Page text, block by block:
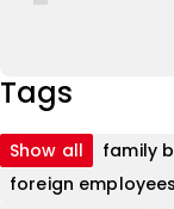
Tags
Show all family
foreign employees